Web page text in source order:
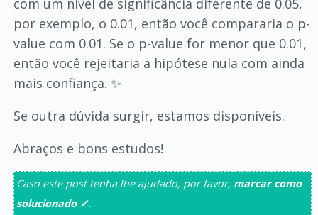
com um nível de significância diferente de 0.05,
por exemplo, o 0.01, então você compararia o p-
value com 0.01. Se o p-value for menor que 0.01,
então você rejeitaria a hipótese nula com ainda
mais confiança. ✨
Se outra dúvida surgir, estamos disponíveis.
Abraços e bons estudos!
Caso este post tenha lhe ajudado, por favor, marcar como
solucionado ✓.